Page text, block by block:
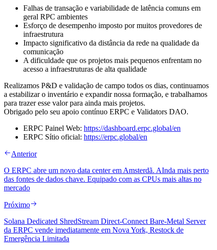
Falhas de transação e variabilidade de latência comuns em
geral RPC ambientes
Esforço de desempenho imposto por muitos provedores de
infraestrutura
Impacto significativo da distância da rede na qualidade da
comunicação
A dificuldade que os projetos mais pequenos enfrentam no
acesso a infraestruturas de alta qualidade
Realizamos P&D e validação de campo todos os dias, continuamos
a estabilizar o inventário e expandir nossa formação, e trabalhamos
para trazer esse valor para ainda mais projetos.
Obrigado pelo seu apoio contínuo ERPC e Validators DAO.
ERPC Painel Web: https://dashboard.erpc.global/en
ERPC Sítio oficial: https://erpc.global/en
Anterior
O ERPC abre um novo data center em Amsterdã. AInda mais perto
das fontes de dados chave. Equipado com as CPUs mais altas no
mercado
Próximo
Solana Dedicated ShredStream Direct-Connect Bare-Metal Server
da ERPC vende imediatamente em Nova York, Restock de
Emergência Limitada